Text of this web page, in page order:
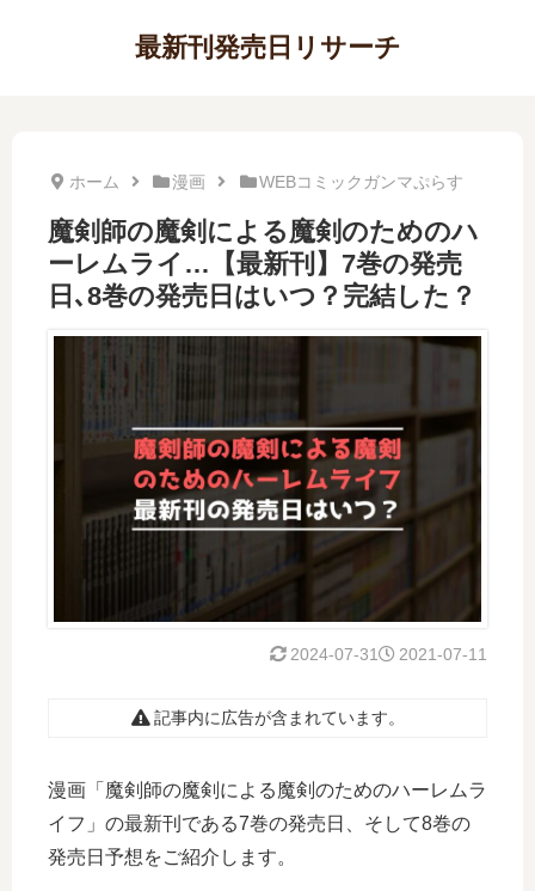
最新刊発売日リサーチ
ホーム 漫画 WEBコミックガンマぷらす
魔剣師の魔剣による魔剣のためのハ
ーレムライ…【最新刊】7巻の発売
日､8巻の発売日はいつ？完結した？
2021-07-11
2024-07-31
記事内に広告が含まれています。
漫画「魔剣師の魔剣による魔剣のためのハーレムラ
イフ」の最新刊である7巻の発売日、そして8巻の
発売日予想をご紹介します。